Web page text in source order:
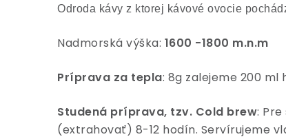
Odroda kávy z ktorej kávové ovocie
Nadmorská výška: 1600 -1800 m.n.m
Príprava za tepla: 8g zalejeme 200 ml
Studená príprava, tzv. Cold brew:
(extrahovať) 8-12 hodín. Servírujeme